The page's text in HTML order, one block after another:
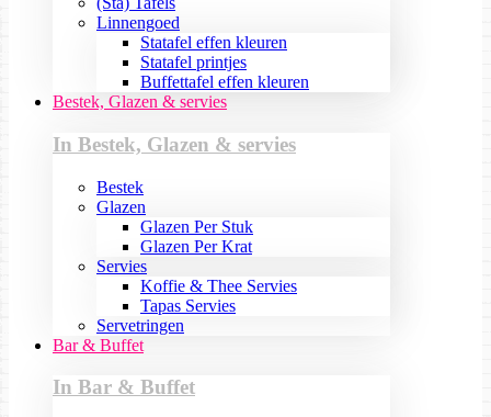
Linnengoed
Statafel effen kleuren
Statafel printjes
Buffettafel effen kleuren
Bestek, Glazen & servies
In Bestek, Glazen & servies
Bestek
Glazen
Glazen Per Stuk
Glazen Per Krat
Servies
Koffie & Thee Servies
Tapas Servies
Servetringen
Bar & Buffet
In Bar & Buffet